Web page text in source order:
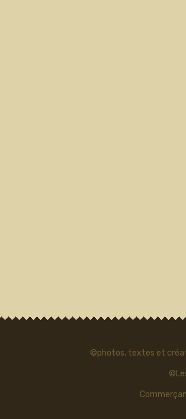
©photos, textes et